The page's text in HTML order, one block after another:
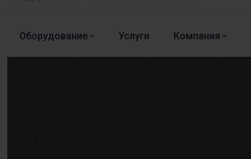
Оборудование Услуги Компания